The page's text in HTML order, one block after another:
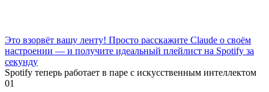
Это взорвёт вашу ленту! Просто расскажите Claude о своём
настроении — и получите идеальный плейлист на Spotify за
секунду
Spotify теперь работает в паре с искусственным интеллектом
01